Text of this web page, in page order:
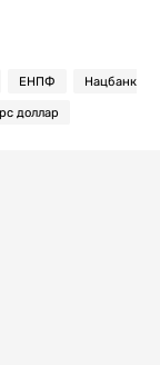
ЕНПФ Нацбанк
доллар